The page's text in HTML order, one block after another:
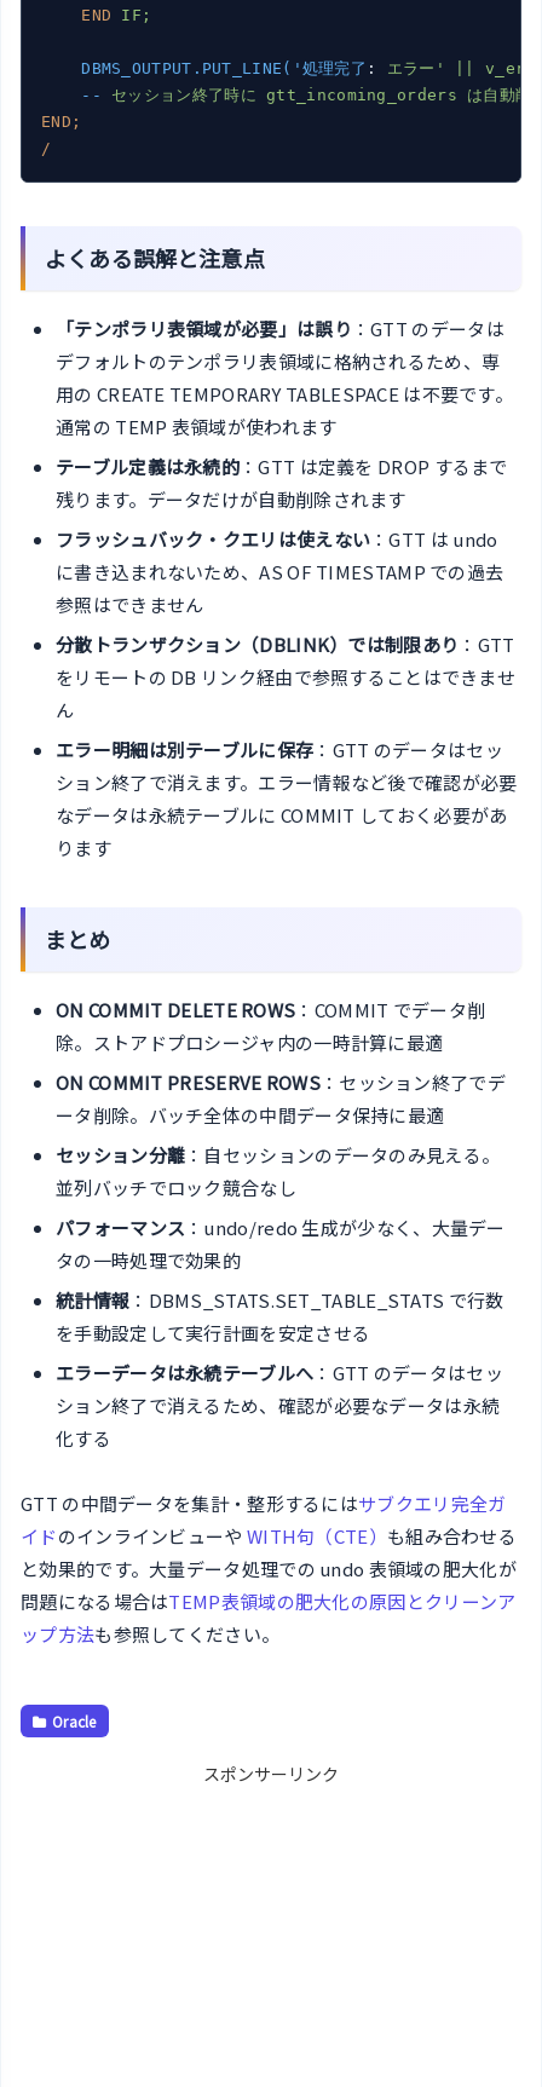
END IF;
DBMS_OUTPUT.PUT_LINE('処理完了 : エラー' ||
--
セッション終了時に gtt_incoming_orders は自動削
END;
/
よくある誤解と注意点
「テンポラリ表領域が必要」は誤り ：GTT のデータは
デフォルトのテンポラリ表領域に格納されるため、専
用の CREATE TEMPORARY TABLESPACE は不要です。
通常の TEMP 表領域が使われます
テーブル定義は永続的 ：GTT は定義を DROP するまで
残ります。データだけが自動削除されます
フラッシュバック・クエリは使えない ：GTT は undo
に書き込まれないため、AS OF TIMESTAMP での過去
参照はできません
分散トランザクション（DBLINK）では制限あり ：GTT
をリモートの DB リンク経由で参照することはできませ
ん
エラー明細は別テーブルに保存 ：GTT のデータはセッ
ション終了で消えます。エラー情報など後で確認が必要
なデータは永続テーブルに COMMIT しておく必要があ
ります
まとめ
ON COMMIT DELETE ROWS ：COMMIT でデータ削
除。ストアドプロシージャ内の一時計算に最適
ON COMMIT PRESERVE ROWS：セッション終了でデ
ータ削除。バッチ全体の中間データ保持に最適
セッション分離 ：自セッションのデータのみ見える。
並列バッチでロック競合なし
パフォーマンス ：undo/redo 生成が少なく、大量デー
タの一時処理で効果的
統計情報 ：DBMS_STATS.SET_TABLE_STATS で行数
を手動設定して実行計画を安定させる
エラーデータは永続テーブルへ ：GTT のデータはセッ
ション終了で消えるため、確認が必要なデータは永続
化する
GTT の中間データを集計・整形するにはサブクエリ完全ガ
イドのインラインビューや WITH句（CTE） も組み合わせる
と効果的です。大量データ処理での undo 表領域の肥大化が
問題になる場合はTEMP表領域の肥大化の原因とクリーンア
ップ方法も参照してください。
Oracle
スポンサーリンク